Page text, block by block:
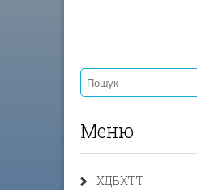
Меню
ХДБХТТ